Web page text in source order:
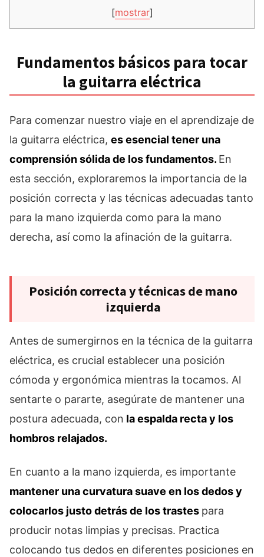
[mostrar]
Fundamentos básicos para tocar
la guitarra eléctrica
Para comenzar nuestro viaje en el aprendizaje de
la guitarra eléctrica, es esencial tener una
comprensión sólida de los fundamentos. En
esta sección, exploraremos la importancia de la
posición correcta y las técnicas adecuadas tanto
para la mano izquierda como para la mano
derecha, así como la afinación de la guitarra.
Posición correcta y técnicas de mano
izquierda
Antes de sumergirnos en la técnica de la guitarra
eléctrica, es crucial establecer una posición
cómoda y ergonómica mientras la tocamos. Al
sentarte o pararte, asegúrate de mantener una
postura adecuada, con la espalda recta y los
hombros relajados.
En cuanto a la mano izquierda, es importante
mantener una curvatura suave en los dedos y
colocarlos justo detrás de los trastes para
producir notas limpias y precisas. Practica
colocando tus dedos en diferentes posiciones en